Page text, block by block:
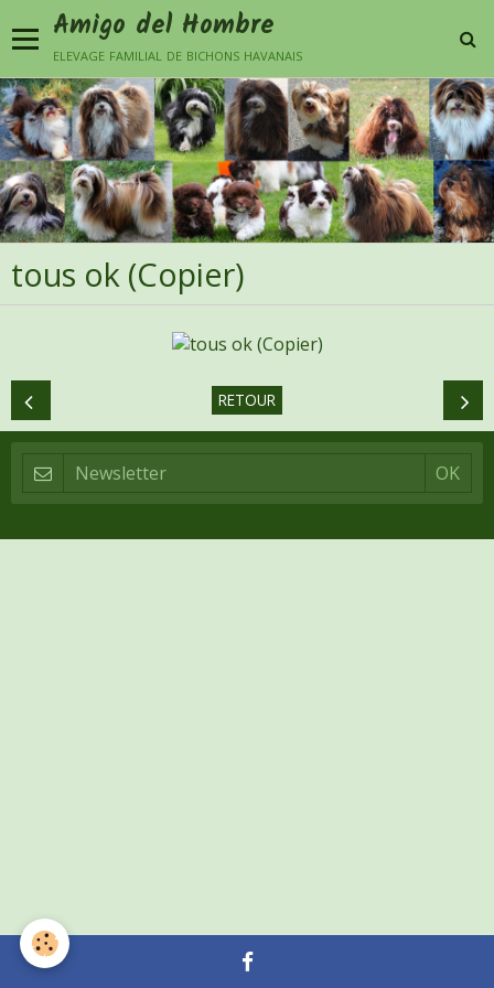
Amigo del Hombre
elevage familial de bichons havanais
tous ok (Copier)
RETOUR